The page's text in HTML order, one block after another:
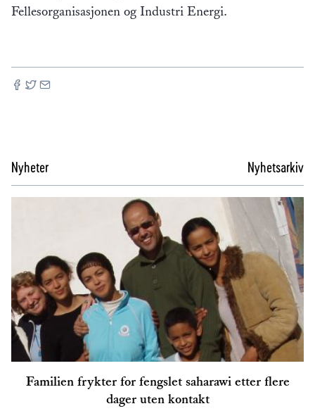
Fellesorganisasjonen og Industri Energi.
Nyheter Nyhetsarkiv
Familien frykter for fengslet saharawi etter flere
dager uten kontakt